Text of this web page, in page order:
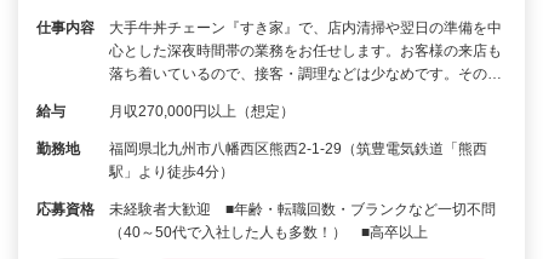
仕事内容
大手牛丼チェーン『すき家』で、店内清掃や翌日の準備を中
心とした深夜時間帯の業務をお任せします。お客様の来店も
落ち着いているので、接客・調理などは少なめです。その…
給与 月収270,000円以上（想定）
勤務地
福岡県北九州市八幡西区熊西2-1-29（筑豊電気鉄道「熊西
駅」より徒歩4分）
応募資格
未経験者大歓迎 ■年齢・転職回数・ブランクなど一切不問
（40～50代で入社した人も多数！） ■高卒以上